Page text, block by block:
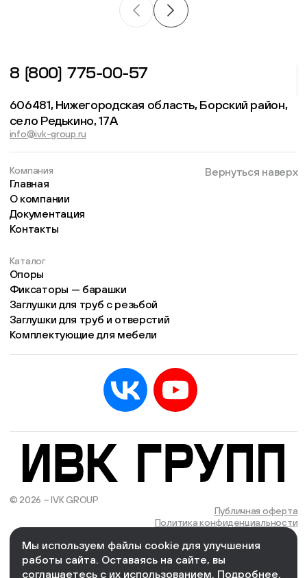
8 (800) 775-00-57
606481, Нижегородская область, Борский район,
село Редькино, 17А
info@ivk-group.ru
Компания
Главная
О компании
Документация
Контакты
Каталог
Опоры
Фиксаторы — барашки
Заглушки для труб с резьбой
Заглушки для труб и отверстий
Комплектующие для мебели
Вернуться наверх
© 2026 – IVK GROUP
Публичная оферта
Политика конфиденциальности
Cоздано и поддерживается в компании We Wizards
Мы используем файлы cookie для улучшения
работы сайта. Оставаясь на сайте, вы
соглашаетесь с их использованием. Подробнее.
Есть учётная запись? Войти